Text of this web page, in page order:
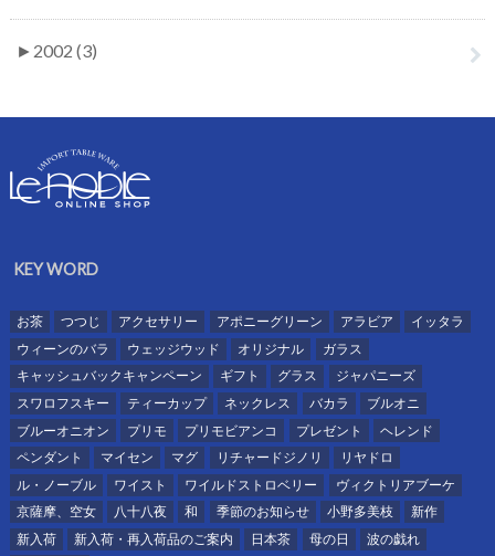
► 2002 (3)
KEY WORD
お茶 つつじ アクセサリー アポニーグリーン アラビア
イッタラ
ウィーンのバラ
ウェッジウッド オリジナル
ガラス
キャッシュバックキャンペーン
ギフト グラス
ジャパニーズ
スワロフスキー
ティーカップ ネックレス バカラ
ブルオニ
ブルーオニオン
プリモ プリモビアンコ プレゼント
ヘレンド
ペンダント
マイセン マグ リチャードジノリ
リヤドロ
ル・ノーブル
ワイスト ワイルドストロベリー
ヴィクトリアブーケ
京薩摩、空女
八十八夜 和 季節のお知らせ 小野多美枝
新作
新入荷
新入荷・再入荷品のご案内 日本茶 母の日
波の戯れ